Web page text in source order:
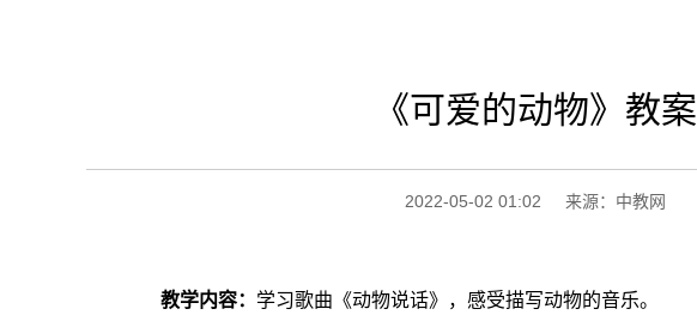
《可爱的动物》教案
2022-05-02 01:02 来源：中教网
教学内容： 学习歌曲《动物说话》，感受描写动物的音乐。